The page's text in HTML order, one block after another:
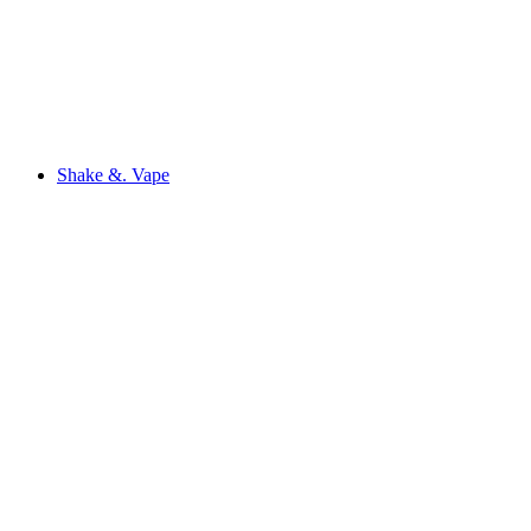
Shake &. Vape